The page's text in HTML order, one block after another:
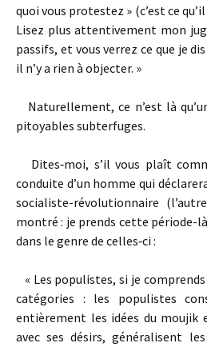
quoi vous protestez » (c’est ce
Lisez plus attentivement mon
passifs, et vous verrez ce que je
il n’y a rien à objecter. »
Naturellement, ce n’est là
pitoyables subterfuges.
Dites‑moi, s’il vous plaît
conduite d’un homme qui
socialiste-­révolutionnaire
montré : je prends cette période-
dans le genre de celles‑ci :
« Les populistes, si je
catégories : les populistes
entièrement les idées du moujik
avec ses désirs, généralisent